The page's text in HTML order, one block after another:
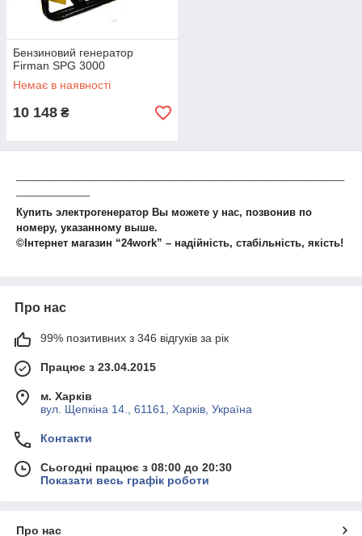
Бензиновий генератор
Firman SPG 3000
Немає в наявності
10 148 ₴
Купить электрогенератор Вы можете у нас, позвонив по
номеру, указанному выше.
©Інтернет магазин “24work” – надійність, стабільність, якість!
Про нас
99% позитивних з 346 відгуків за рік
Працює з 23.04.2015
м. Харків
вул. Щепкіна 14., 61161, Харків, Україна
Контакти
Сьогодні працює з 08:00 до 20:30
Показати весь графік роботи
Про нас